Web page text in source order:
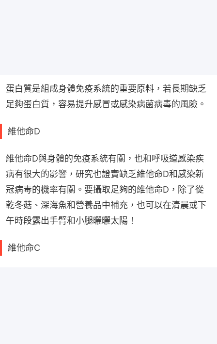
蛋白質是組成身體免疫系統的重要原料，若長期缺乏
足夠蛋白質，容易提升感冒或感染病菌病毒的風險。
維他命D
維他命D與身體的免疫系統有關，也和呼吸道感染疾
病有很大的影響，研究也證實缺乏維他命D和感染新
冠病毒的機率有關。要攝取足夠的維他命D，除了從
乾冬菇、深海魚和營養品中補充，也可以在清晨或下
午時段露出手臂和小腿曬曬太陽！
維他命C